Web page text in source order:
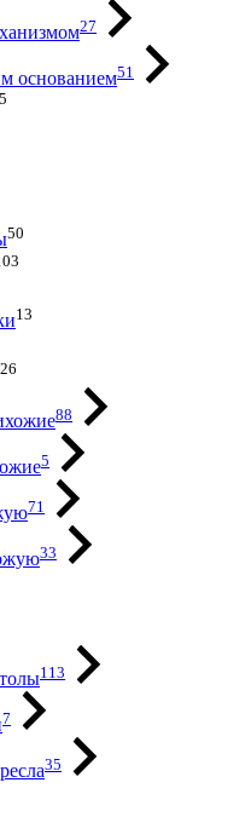
27
основанием51
50
13
88
5
71
33
113
7
35